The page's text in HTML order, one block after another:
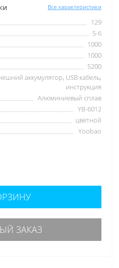
Все характеристики
129
5-6
1000
1000
5200
аккумулятор, USB кабель,
инструкция
Алюминиевый сплав
YB-6012
цветной
Yoobao
ЗАКАЗ